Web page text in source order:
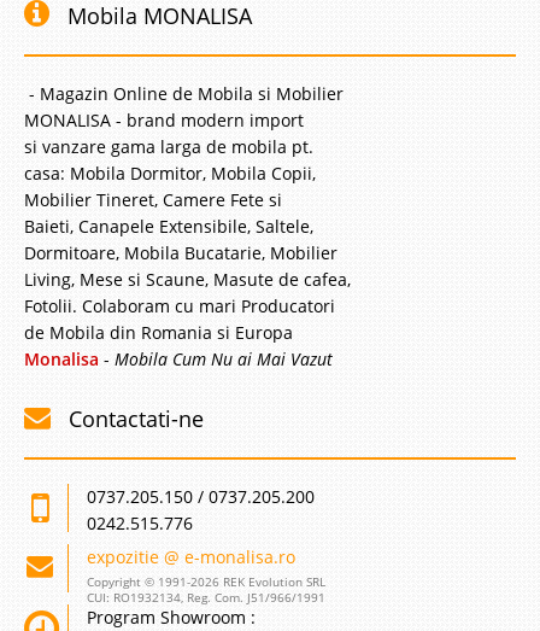
Mobila MONALISA
- Magazin Online de Mobila si Mobilier
MONALISA - brand modern import
si vanzare gama larga de mobila pt.
casa: Mobila Dormitor, Mobila Copii,
Mobilier Tineret, Camere Fete si
Baieti, Canapele Extensibile, Saltele,
Dormitoare, Mobila Bucatarie, Mobilier
Living, Mese si Scaune, Masute de cafea,
Fotolii. Colaboram cu mari Producatori
de Mobila din Romania si Europa
Monalisa - Mobila Cum Nu ai Mai Vazut
Contactati-ne
0737.205.150 / 0737.205.200
0242.515.776
expozitie @ e-monalisa.ro
Copyright © 1991-2026 REK Evolution SRL
CUI: RO1932134, Reg. Com. J51/966/1991
Program Showroom :